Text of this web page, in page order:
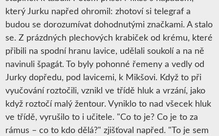
který Jurku napřed ohromil: zhotoví si telegraf a
budou se dorozumívat dohodnutými značkami. A stalo
se. Z prázdných plechových krabiček od krému, které
přibili na spodní hranu lavice, udělali soukolí a na ně
navinuli špagát. To byly pohonné řemeny a vedly od
Jurky dopředu, pod lavicemi, k Mikšovi. Když to při
vyučování roztočili, vznikl ve třídě hluk a vrzání, jako
když roztočí malý žentour. Vyniklo to nad všecek hluk
ve třídě, vyrušilo to i učitele. "Co to je? Co je to za
rámus – co to kdo dělá?" zjišťoval napřed. "To je sem